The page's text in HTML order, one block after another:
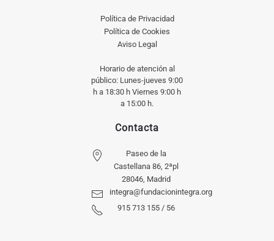
Política de Privacidad
Política de Cookies
Aviso Legal
Horario de atención al
público: Lunes-jueves 9:00
h a 18:30 h Viernes 9:00 h
a 15:00 h.
Contacta
Paseo de la
Castellana 86, 2ªpl
28046, Madrid
integra@fundacionintegra.org
915 713 155 / 56